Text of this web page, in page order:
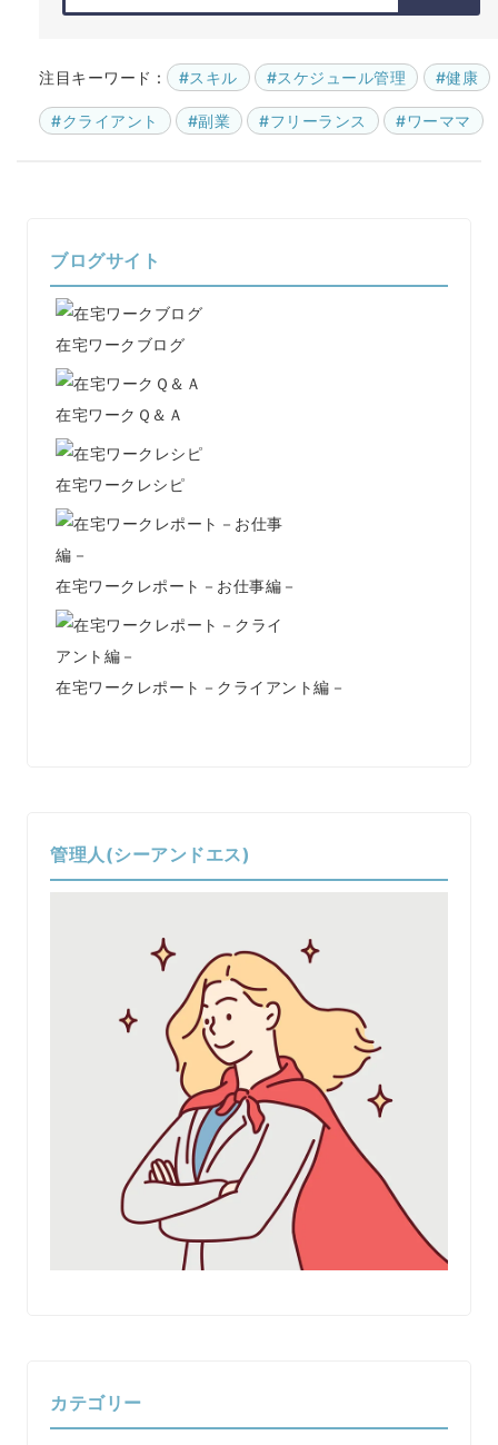
注目キーワード : #スキル #スケジュール管理 #健康
#クライアント #副業 #フリーランス #ワーママ
ブログサイト
在宅ワークブログ
在宅ワークＱ＆Ａ
在宅ワークレシピ
在宅ワークレポート－お仕事編－
在宅ワークレポート－クライアント編－
管理人(シーアンドエス)
カテゴリー